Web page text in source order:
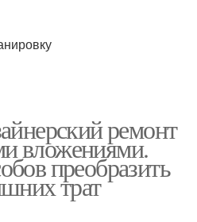
ремонт
вложениями.
преобразить
трат